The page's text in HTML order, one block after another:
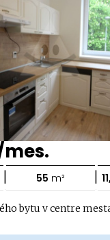
| 55 m² |
bytu v centre